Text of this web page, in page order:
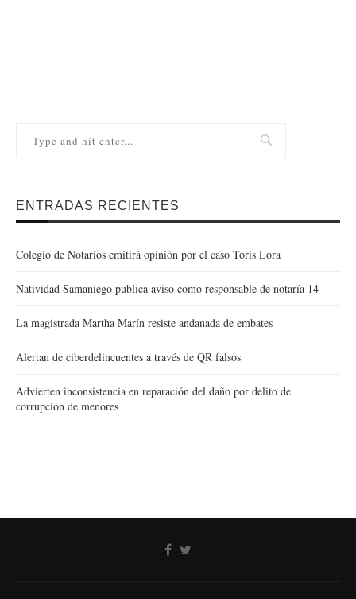
ENTRADAS RECIENTES
Colegio de Notarios emitirá opinión por el caso Torís Lora
Natividad Samaniego publica aviso como responsable de notaría 14
La magistrada Martha Marín resiste andanada de embates
Alertan de ciberdelincuentes a través de QR falsos
Advierten inconsistencia en reparación del daño por delito de
corrupción de menores